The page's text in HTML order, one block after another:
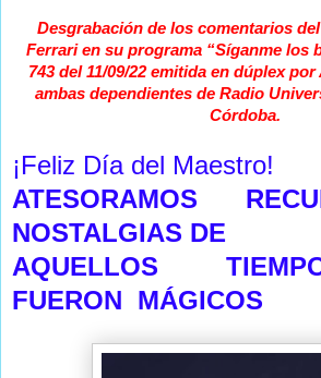
Desgrabación de los comentarios
Ferrari en su programa “Síganme los
743 del 11/09/22 emitida en dúplex por
ambas dependientes de Radio
Córdoba.
¡Feliz Día del Maestro!
ATESORAMOS
NOSTALGIAS DE
AQUELLOS
FUERON MÁGICOS